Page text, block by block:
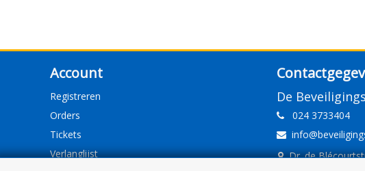
Account
Registreren
Orders
Tickets
Verlanglijst
De
024 3733404
Dr. de